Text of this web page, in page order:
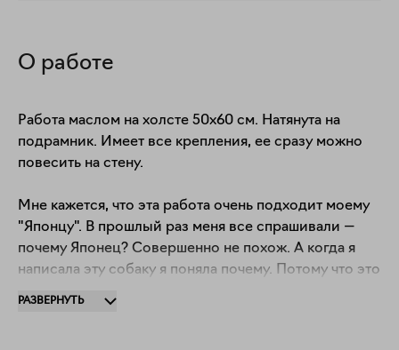
О работе
Работа маслом на холсте 50х60 см. Натянута на
подрамник. Имеет все крепления, ее сразу можно
повесить на стену.
Мне кажется, что эта работа очень подходит моему
"Японцу". В прошлый раз меня все спрашивали —
почему Японец? Совершенно не похож. А когда я
написала эту собаку я поняла почему. Потому что это
РАЗВЕРНУТЬ